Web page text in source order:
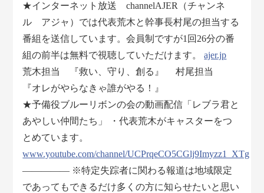
★インターネット放送 channelAJER（チャンネ
ル アジャ）では代表荒木と幹事長村尾の担当する
番組を送信しています。会員制ですが1回26分の番
組の前半は無料で視聴していただけます。ajer.jp
荒木担当 『救い、守り、創る』 村尾担当
『オレがやらなきゃ誰がやる！』
★予備役ブルーリボンの会の動画配信「レブラ君と
あやしい仲間たち」 ・代表荒木がキャスターをつ
とめています。
www.youtube.com/channel/UCPrqeCO5CGlj9Imyzz1_XTg
――――― ※特定失踪者に関わる報道は地域限定
であってもできるだけ多くの方に知らせたいと思い